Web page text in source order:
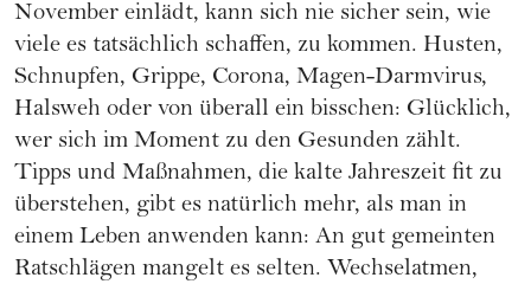
November einlädt, kann sich nie sicher sein, wie
viele es tatsächlich schaffen, zu kommen. Husten,
Schnupfen, Grippe, Corona, Magen-Darmvirus,
Halsweh oder von überall ein bisschen: Glücklich,
wer sich im Moment zu den Gesunden zählt.
Tipps und Maßnahmen, die kalte Jahreszeit fit zu
überstehen, gibt es natürlich mehr, als man in
einem Leben anwenden kann: An gut gemeinten
Ratschlägen mangelt es selten. Wechselatmen,